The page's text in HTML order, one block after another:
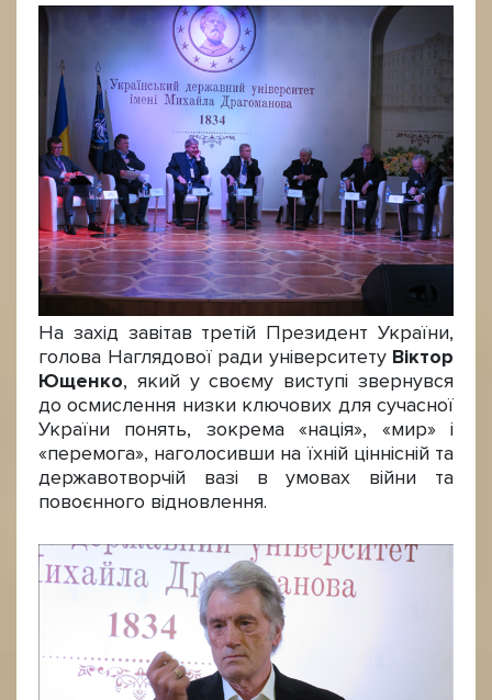
На захід завітав третій Президент України,
голова Наглядової ради університету Віктор
Ющенко, який у своєму виступі звернувся
до осмислення низки ключових для сучасної
України понять, зокрема «нація», «мир» і
«перемога», наголосивши на їхній ціннісній та
державотворчій вазі в умовах війни та
повоєнного відновлення.